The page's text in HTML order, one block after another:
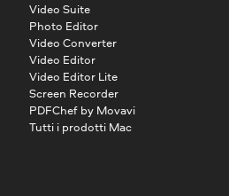
Video Suite
Photo Editor
Video Converter
Video Editor
Video Editor Lite
Screen Recorder
PDFChef by Movavi
Tutti i prodotti Mac